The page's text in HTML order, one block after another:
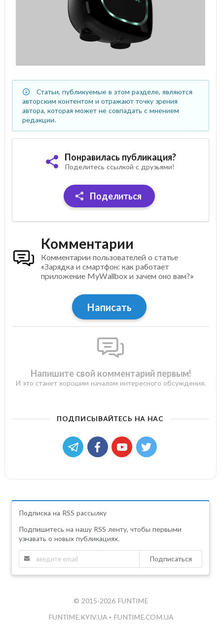
Статьи, публикуемые в этом разделе, являются
авторским контентом и отражают точку зрения
автора, которая может не совпадать с мнением
редакции.
Понравилась публикация?
Поделитесь ссылкой с друзьями!
Поделиться
Комментарии
Комментарии пользователей о статье
«Зарядка и смартфон: как работает
приложение MyWallbox и зачем оно вам?»
Написать
Напишите свой комментарий первым!
И это станет хорошим началом интересного обсуждения.
ПОДПИСЫВАЙТЕСЬ НА НАС
Подписка на RSS рассылку
Подпишитесь на нашу RSS ленту, чтобы первыми
узнавать о новых публикациях.
Подписаться
© 2015-2026 FUNTIME
FUNTIME.KYIV.UA • FUNTIME.COM.UA